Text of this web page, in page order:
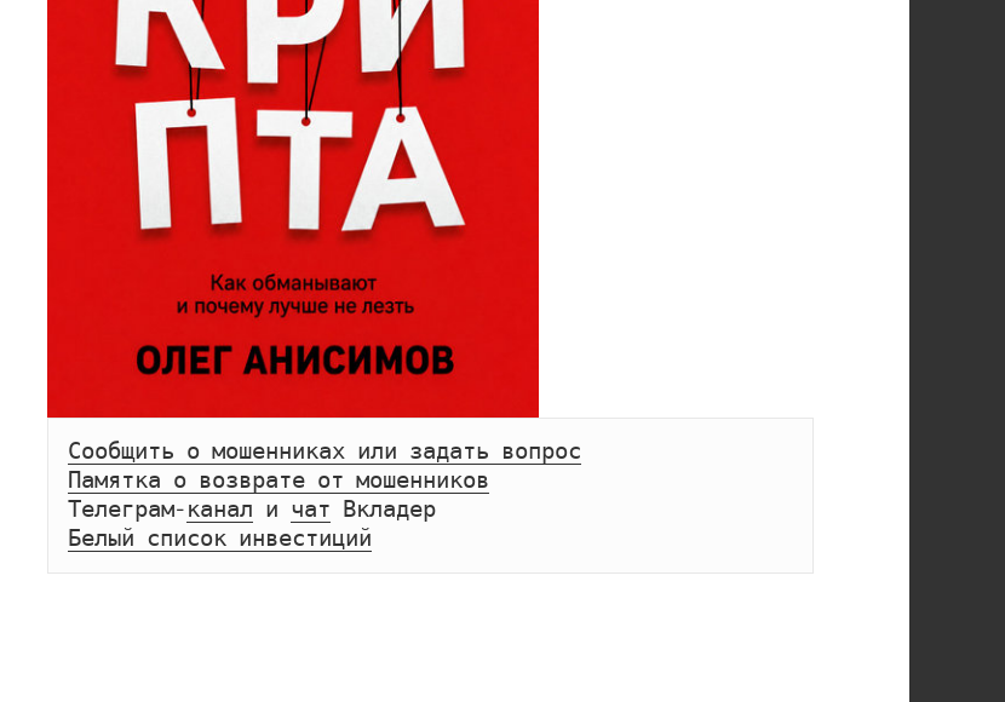
Сообщить о мошенниках или задать вопрос
Памятка о возврате от мошенников
Телеграм- канал и чат
Вкладер
Белый список инвестиций